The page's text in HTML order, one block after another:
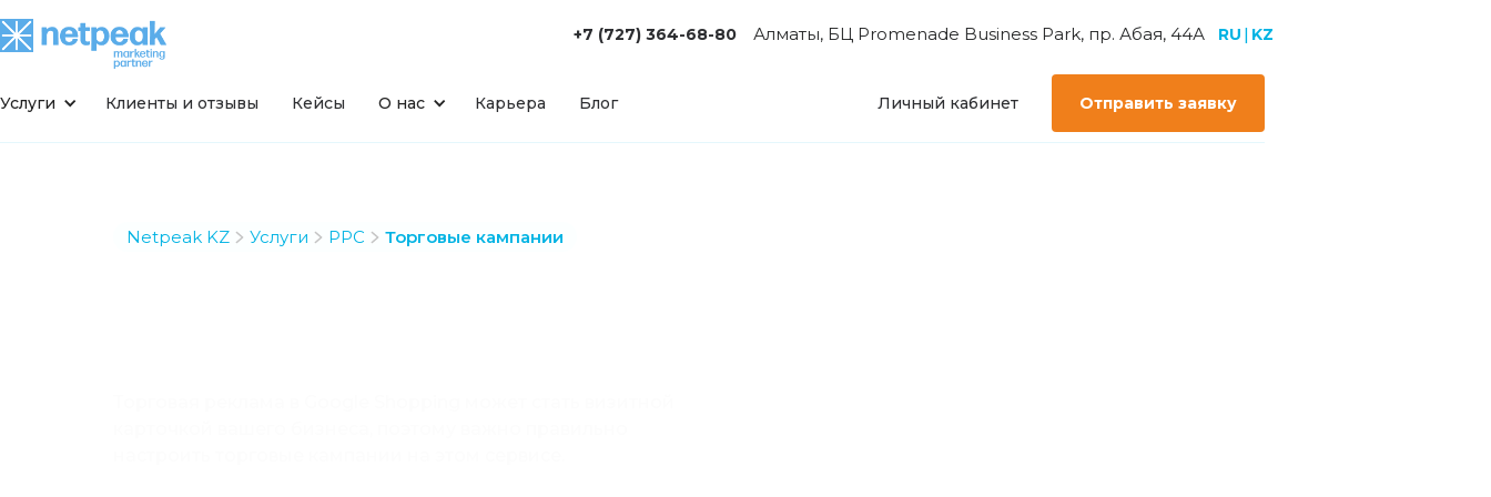
+7 (727) 364-68-80 Алматы, БЦ Promenade Business Park, пр. Абая, 44А RU | KZ
Услуги Клиенты и отзывы Кейсы О нас Карьера Блог Личный кабинет Отправить заявку
Netpeak KZ Услуги PPC Торговые кампании